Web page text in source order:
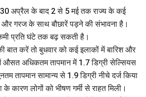
30 अप्रैल के बाद 2 से 5 मई तक राज्य के कई
और गरज के साथ बौछारें पड़ने की संभावना है।
प्रति घंटे तक बढ़ सकती है।
बात करें तो बुधवार को कई इलाकों में बारिश और
औसत अधिकतम तापमान में 1.7 डिग्री सेल्सियस
तापमान सामान्य से 1.9 डिग्री नीचे दर्ज किया
कारण लोगों को भीषण गर्मी से राहत मिली।